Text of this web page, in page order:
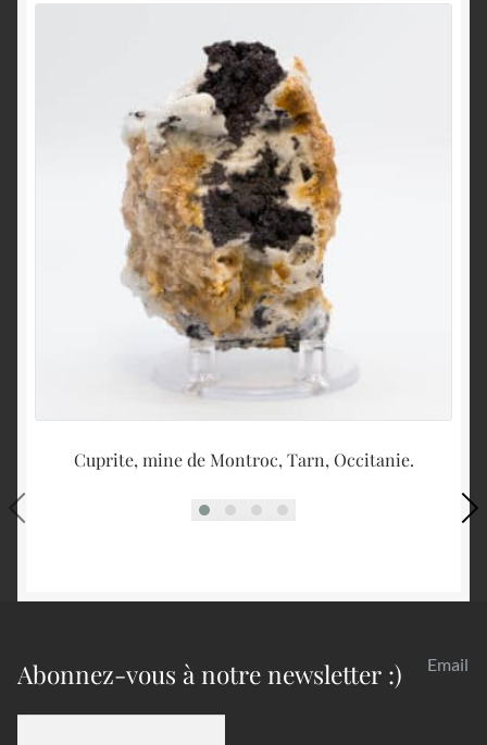
Cuprite, mine de Montroc, Tarn, Occitanie.
Abonnez-vous à notre newsletter :) Email